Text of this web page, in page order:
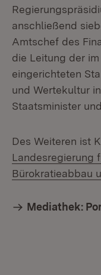
anschließend
Amtschef des
die Leitung der
eingerichteten
und Wertekultur
Staatsminister
Des Weiteren ist
Landesregierung
Bürokratieabbau
Mediathek: